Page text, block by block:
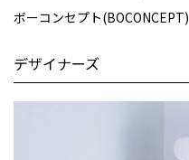
ボーコンセプト(BOCONCEPT)
デザイナーズ